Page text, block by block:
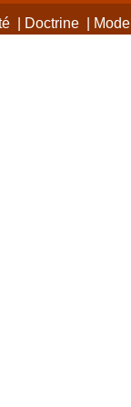
| Doctrine|